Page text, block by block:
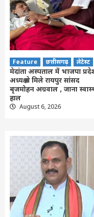
Feature छत्तीसगढ़ लेटेस्ट
मेदांता अस्पताल में भाजपा
अध्यक्ष से मिले रायपुर सांसद
बृजमोहन अग्रवाल , जाना
हाल
August 6, 2026